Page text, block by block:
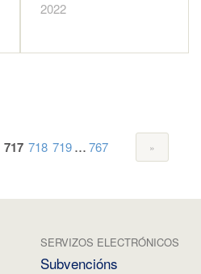
2022
717 718 719...767
SERVIZOS ELECTRÓNICOS
Subvencións